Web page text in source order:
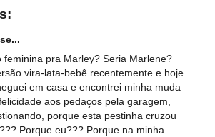
feminina pra Marley? Seria Marlene?
vira-lata-bebê recentemente e hoje
em casa e encontrei minha muda
aos pedaços pela garagem,
porque esta pestinha cruzou
Porque eu??? Porque na minha